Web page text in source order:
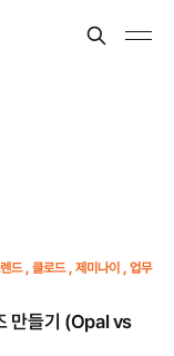
드 클로드 제미나이
업무
만들기 (Opal vs